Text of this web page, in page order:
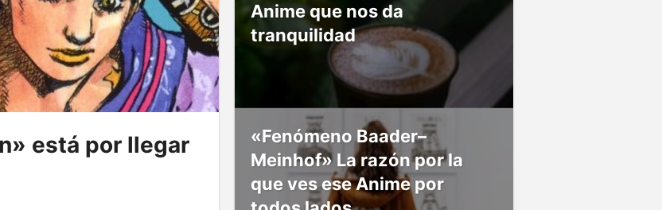
está por llegar
Anime que nos da
tranquilidad
«Fenómeno Baader–
Meinhof» La razón por la
que ves ese Anime por